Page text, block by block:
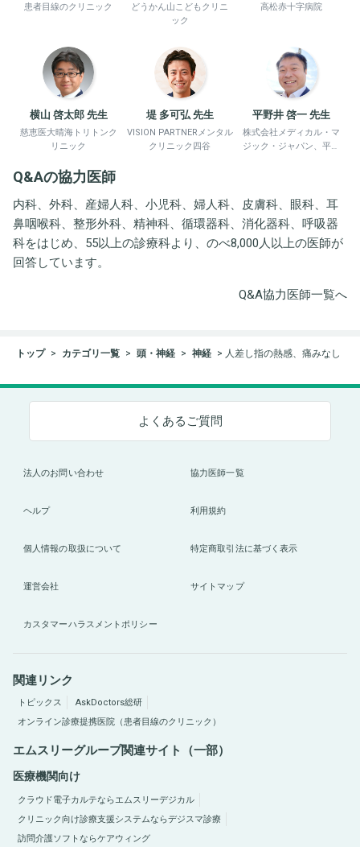
患者目線のクリニック
どうかん山こどもクリニ
ック
高松赤十字病院
横山 啓太郎 先生
慈恵医大晴海トリトンク
リニック
堤 多可弘 先生
VISION PARTNERメンタル
クリニック四谷
平野井 啓一 先生
株式会社メディカル・マ
ジック・ジャパン、平野
Q&Aの協力医師
内科、外科、産婦人科、小児科、婦人科、皮膚科、眼科、耳
鼻咽喉科、整形外科、精神科、循環器科、消化器科、呼吸器
科をはじめ、55以上の診療科より、のべ8,000人以上の医師が
回答しています。
Q&A協力医師一覧へ
トップ カテゴリ一覧 頭・神経 神経 人差し指の熱感、痛みなし
よくあるご質問
法人のお問い合わせ 協力医師一覧
ヘルプ 利用規約
個人情報の取扱について 特定商取引法に基づく表示
運営会社 サイトマップ
カスタマーハラスメントポリシー
関連リンク
トピックス
AskDoctors総研
オンライン診療提携医院（患者目線のクリニック）
エムスリーグループ関連サイト（一部）
医療機関向け
クラウド電子カルテならエムスリーデジカル
クリニック向け診療支援システムならデジスマ診療
訪問介護ソフトならケアウィング